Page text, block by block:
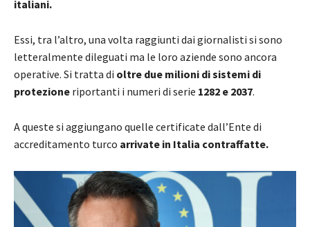
italiani.
Essi, tra l’altro, una volta raggiunti dai giornalisti si sono
letteralmente dileguati ma le loro aziende sono ancora
operative. Si tratta di oltre due milioni di sistemi di
protezione riportanti i numeri di serie 1282 e 2037.
A queste si aggiungano quelle certificate dall’Ente di
accreditamento turco arrivate in Italia contraffatte.